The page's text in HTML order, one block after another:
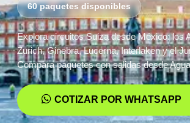
60 paquetes disponibles
Explora circuitos Suiza desde México: los
Zurich, Ginebra, Lucerna, Interlaken y el
Compara paquetes con salidas desde
COTIZAR POR WHATSAPP